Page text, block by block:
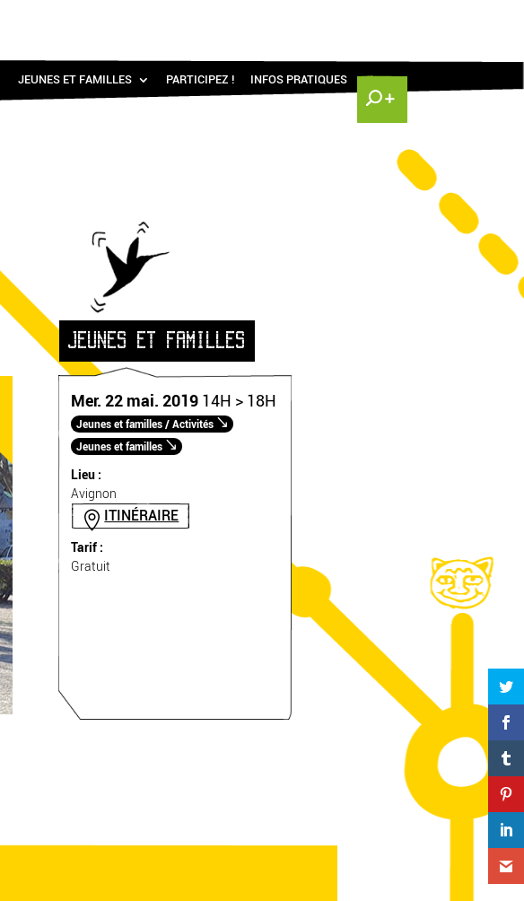
JEUNES ET FAMILLES PARTICIPEZ ! INFOS PRATIQUES
JEUNES ET FAMILLES
Mer. 22 mai. 2019 14H > 18H
Jeunes et familles / Activités
Jeunes et familles
Lieu :
Avignon
ITINÉRAIRE
Tarif :
Gratuit